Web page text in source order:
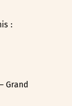
:
Grand